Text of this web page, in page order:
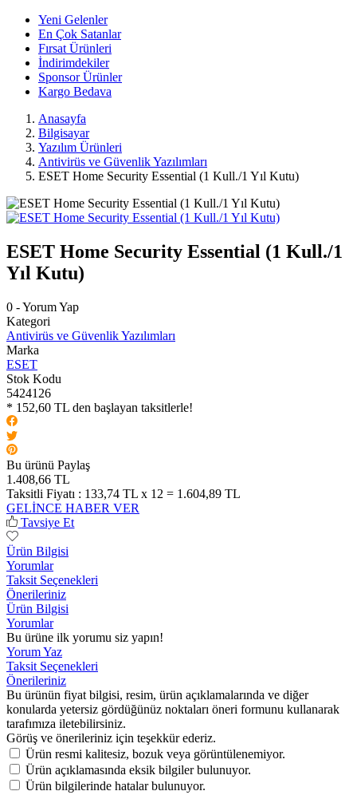
Yeni Gelenler
En Çok Satanlar
Fırsat Ürünleri
İndirimdekiler
Sponsor Ürünler
Kargo Bedava
Anasayfa
Bilgisayar
Yazılım Ürünleri
Antivirüs ve Güvenlik Yazılımları
ESET Home Security Essential (1 Kull./1 Yıl Kutu)
ESET Home Security Essential (1 Kull./1
Yıl Kutu)
0 - Yorum Yap
Kategori
Antivirüs ve Güvenlik Yazılımları
Marka
ESET
Stok Kodu
5424126
* 152,60 TL den başlayan taksitlerle!
Bu ürünü Paylaş
1.408,66 TL
Taksitli Fiyatı : 133,74 TL x 12 = 1.604,89 TL
GELİNCE HABER VER
Tavsiye Et
Ürün Bilgisi
Yorumlar
Taksit Seçenekleri
Önerileriniz
Ürün Bilgisi
Yorumlar
Bu ürüne ilk yorumu siz yapın!
Yorum Yaz
Taksit Seçenekleri
Önerileriniz
Bu ürünün fiyat bilgisi, resim, ürün açıklamalarında ve diğer
konularda yetersiz gördüğünüz noktaları öneri formunu kullanarak
tarafımıza iletebilirsiniz.
Görüş ve önerileriniz için teşekkür ederiz.
Ürün resmi kalitesiz, bozuk veya görüntülenemiyor.
Ürün açıklamasında eksik bilgiler bulunuyor.
Ürün bilgilerinde hatalar bulunuyor.